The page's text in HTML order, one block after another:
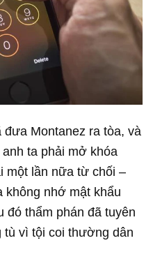
đưa Montanez ra tòa, và
ta phải mở khóa
một lần nữa từ chối –
không nhớ mật khẩu
đó thẩm phán đã tuyên
tù vì tội coi thường dân